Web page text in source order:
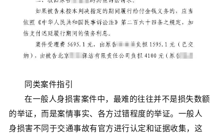
同类案件指引
在一般人身损害案件中，最难的往往并不是损失数额
的举证，而是案情事实、各方过错程度的举证。一般人
身损害不同于交通事故有官方进行认定和证据收集，这